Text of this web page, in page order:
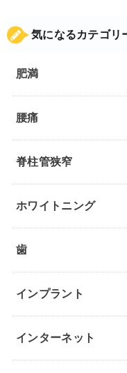
気になるカテゴリ
肥満
腰痛
脊柱管狭窄
ホワイトニング
歯
インプラント
インターネット